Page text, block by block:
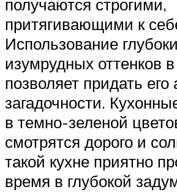
получаются строгими,
притягивающими к
Использование
изумрудных оттенков
позволяет придать
загадочности.
в темно-зеленой
смотрятся дорого и
такой кухне приятно
время в глубокой